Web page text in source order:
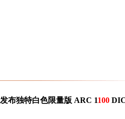
布独特白色限量版 ARC 1100